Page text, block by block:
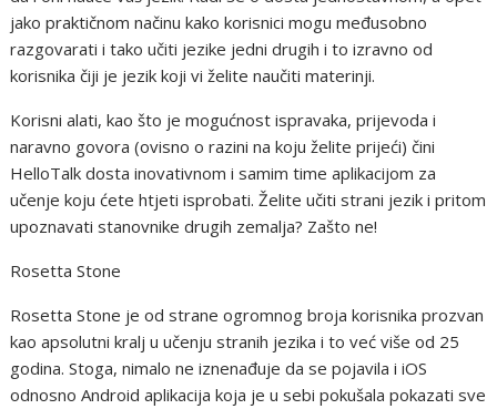
jako praktičnom načinu kako korisnici mogu međusobno
razgovarati i tako učiti jezike jedni drugih i to izravno od
korisnika čiji je jezik koji vi želite naučiti materinji.
Korisni alati, kao što je mogućnost ispravaka, prijevoda i
naravno govora (ovisno o razini na koju želite prijeći) čini
HelloTalk dosta inovativnom i samim time aplikacijom za
učenje koju ćete htjeti isprobati. Želite učiti strani jezik i pritom
upoznavati stanovnike drugih zemalja? Zašto ne!
Rosetta Stone
Rosetta Stone je od strane ogromnog broja korisnika prozvan
kao apsolutni kralj u učenju stranih jezika i to već više od 25
godina. Stoga, nimalo ne iznenađuje da se pojavila i iOS
odnosno Android aplikacija koja je u sebi pokušala pokazati sve